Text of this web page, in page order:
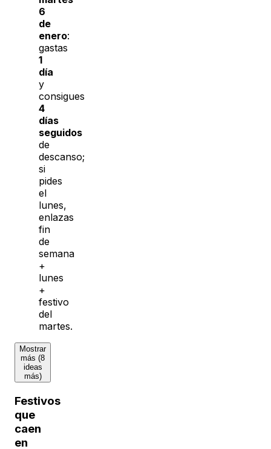
6
de
enero:
gastas
1
día
y
consigues
4
días
seguidos
de
descanso;
si
pides
el
lunes,
enlazas
fin
de
semana
+
lunes
+
festivo
del
martes.
Mostrar
más (8
ideas
más)
Festivos
que
caen
en